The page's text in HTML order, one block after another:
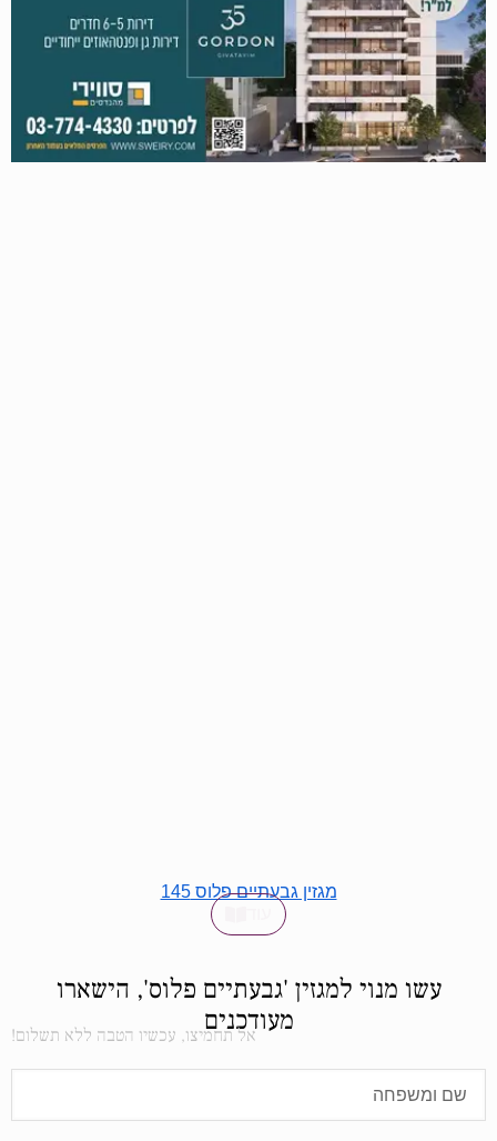
מגזין גבעתיים פלוס 145
עשו מנוי למגזין 'גבעתיים פלוס', הישארו
מעודכנים
אל תחמיצו, עכשיו הטבה ללא תשלום!